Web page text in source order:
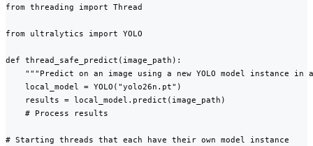
from threading import Thread
from ultralytics import YOLO
def thread_safe_predict(image_path):
"""Predict on an image using a new YOLO model instance in
    local_model = YOLO("yolo26n.pt")
    results = local_model.predict(image_path)
    # Process results
# Starting threads that each have their own model instance